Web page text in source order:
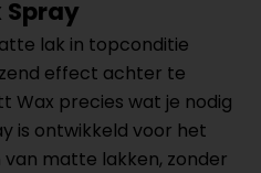
Spray
lak in topconditie
effect achter te
Wax precies wat je nodig
is ontwikkeld voor het
matte lakken, zonder